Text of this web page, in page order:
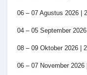
06 – 07 Agustus 2026 |
04 – 05 September
08 – 09 Oktober 2026 |
06 – 07 November